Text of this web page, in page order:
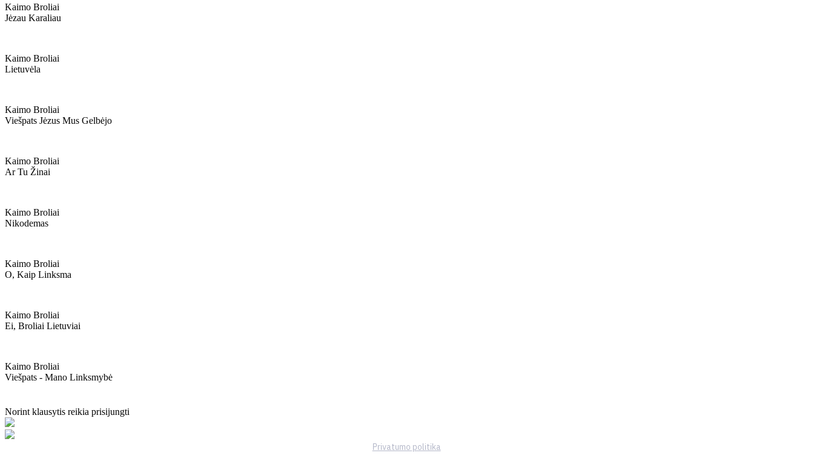
Kaimo Broliai
Jėzau Karaliau
Kaimo Broliai
Lietuvėla
Kaimo Broliai
Viešpats Jėzus Mus Gelbėjo
Kaimo Broliai
Ar Tu Žinai
Kaimo Broliai
Nikodemas
Kaimo Broliai
O, Kaip Linksma
Kaimo Broliai
Ei, Broliai Lietuviai
Kaimo Broliai
Viešpats - Mano Linksmybė
Norint klausytis reikia prisijungti
Privatumo politika